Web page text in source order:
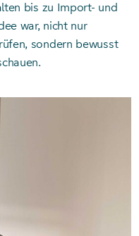
bis zu Import- und
war, nicht nur
sondern bewusst